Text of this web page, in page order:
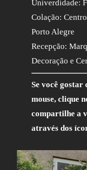
Univerdidade:
Colação:
Porto Alegre
Recepção:
Decoração e
Se você gostar
mouse, clique
compartilhe a
através dos